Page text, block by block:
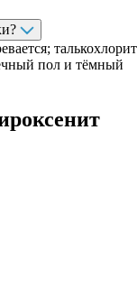
талькохлорит
пол и тёмный